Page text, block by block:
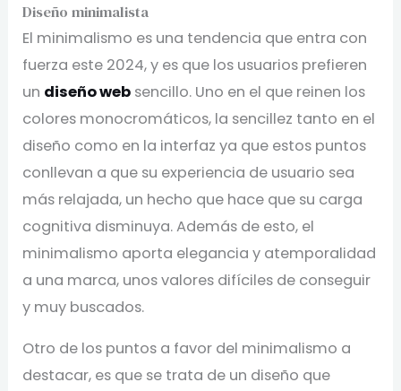
Diseño minimalista
El minimalismo es una tendencia que entra con
fuerza este 2024, y es que los usuarios prefieren
un diseño web sencillo. Uno en el que reinen los
colores monocromáticos, la sencillez tanto en el
diseño como en la interfaz ya que estos puntos
conllevan a que su experiencia de usuario sea
más relajada, un hecho que hace que su carga
cognitiva disminuya. Además de esto, el
minimalismo aporta elegancia y atemporalidad
a una marca, unos valores difíciles de conseguir
y muy buscados.
Otro de los puntos a favor del minimalismo a
destacar, es que se trata de un diseño que